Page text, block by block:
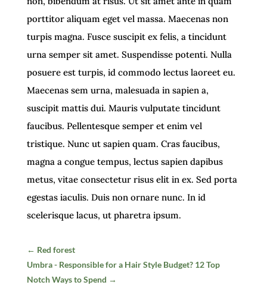
porttitor aliquam eget vel massa. Maecenas non
turpis magna. Fusce suscipit ex felis, a tincidunt
urna semper sit amet. Suspendisse potenti. Nulla
posuere est turpis, id commodo lectus laoreet eu.
Maecenas sem urna, malesuada in sapien a,
suscipit mattis dui. Mauris vulputate tincidunt
faucibus. Pellentesque semper et enim vel
tristique. Nunc ut sapien quam. Cras faucibus,
magna a congue tempus, lectus sapien dapibus
metus, vitae consectetur risus elit in ex. Sed porta
egestas iaculis. Duis non ornare nunc. In id
scelerisque lacus, ut pharetra ipsum.
← Red forest
Umbra - Responsible for a Hair Style Budget? 12 Top
Notch Ways to Spend →